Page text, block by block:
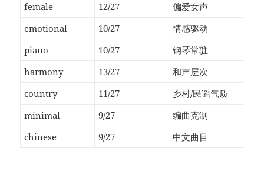
female
12/27
偏爱女声
emotional
10/27
情感驱动
piano
10/27
钢琴常驻
harmony
13/27
和声层次
country
11/27
乡村/民谣气质
minimal
9/27
编曲克制
chinese
9/27 中文曲目